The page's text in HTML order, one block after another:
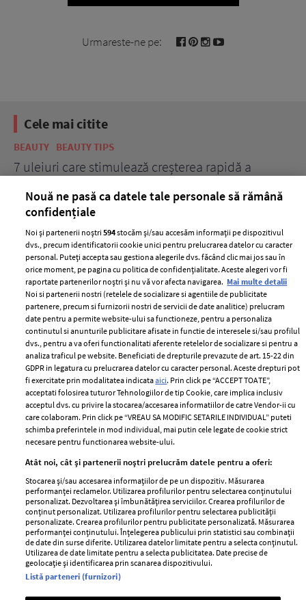
Urmareste-ne pe:
Cele mai citite
BEAUTY BEAUTY TIPS
7 uleiuri care stimulează creșterea rapidă a
ELLE Style Awards
2024
Despre ELLE
Romania
Contact
Abonamente
Termeni si conditii
Politica de
confidențialitate
Politica de cookies
Publicitate
GSP
Unica
Baby
Retete
femei
Viva
Avantaje
Retete practice
Pariază responsabil! Decizia ONJN nr. 821/25.09.2025.
Jocurile de noroc sunt interzise minorilor.
Nouă ne pasă ca datele tale personale să rămână
confidențiale
Noi și partenerii noștri594stocăm și/sau accesăm informații pe dispozitivul
dvs., precum identificatorii cookie unici pentru prelucrarea datelor cu caracter
personal. Puteți accepta sau gestiona alegerile dvs. făcând clic mai jos sau în
orice moment, pe pagina cu politica de confidențialitate. Aceste alegeri vor fi
raportate partenerilor noștri și nu vă vor afecta navigarea. Mai multe detalii
Noi si partenerii nostri (retelele de socializare si agentiile de publicitate
partenere, precum si furnizorii nostri de servicii de date analitice) prelucram
date pentru a permite website-ului sa functioneze, pentru a personaliza
continutul si anunturile publicitare afisate in functie de interesele si/sau profilul
dvs., pentru a va oferi functionalitati aferente retelelor de socializare si pentru a
analiza traficul pe website. Beneficiati de drepturile prevazute de art. 15-22 din
GDPR in legatura cu prelucrarea datelor cu caracter personal. Aceste drepturi pot
fi exercitate prin modalitatea indicataaici. Prin click pe “ACCEPT TOATE”,
acceptati folosirea tuturor Tehnologiilor de tip Cookie, care implica inclusiv
acceptul dvs. cu privire la stocarea/accesarea informatiilor de catre Vendor-ii cu
care colaboram. Prin click pe “VREAU SA MODIFIC SETARILE INDIVIDUAL” puteti
schimba preferintele in mod individual, mai putin cele legate de cookie strict
necesare pentru functionarea website-ului.
Atât noi, cât și partenerii noștri prelucrăm datele pentru a oferi:
Stocarea și/sau accesarea informațiilor de pe un dispozitiv. Măsurarea
performanței reclamelor. Utilizarea profilurilor pentru selectarea conținutului
personalizat. Dezvoltarea și îmbunătățirea serviciilor. Crearea profilurilor de
conținut personalizat. Utilizarea profilurilor pentru selectarea publicității
personalizate. Crearea profilurilor pentru publicitate personalizată. Măsurarea
performanței conținutului. Înțelegerea publicului prin statistici sau combinații
de date din surse diferite. Utilizarea datelor limitate pentru a selecta conținutul.
Utilizarea de date limitate pentru a selecta publicitatea. Date precise de
geolocație și identificarea prin scanarea dispozitivului.
Listă parteneri (furnizori)